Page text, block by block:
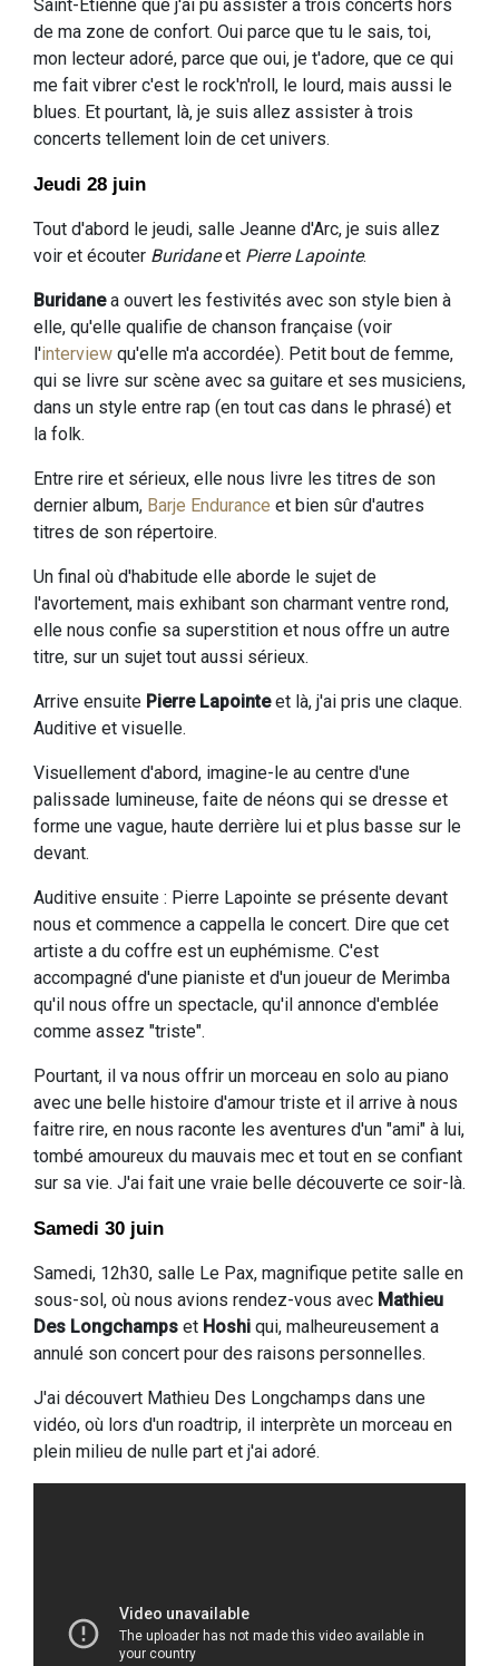
Saint-Etienne que j'ai pu assister à trois concerts hors
de ma zone de confort. Oui parce que tu le sais, toi,
mon lecteur adoré, parce que oui, je t'adore, que ce qui
me fait vibrer c'est le rock'n'roll, le lourd, mais aussi le
blues. Et pourtant, là, je suis allez assister à trois
concerts tellement loin de cet univers.
Jeudi 28 juin
Tout d'abord le jeudi, salle Jeanne d'Arc, je suis allez
voir et écouter Buridaneet Pierre Lapointe.
Buridanea ouvert les festivités avec son style bien à
elle, qu'elle qualifie de chanson française (voir
l'interview qu'elle m'a accordée). Petit bout de femme,
qui se livre sur scène avec sa guitare et ses musiciens,
dans un style entre rap (en tout cas dans le phrasé) et
la folk.
Entre rire et sérieux, elle nous livre les titres de son
dernier album, Barje Endurance et bien sûr d'autres
titres de son répertoire.
Un final où d'habitude elle aborde le sujet de
l'avortement, mais exhibant son charmant ventre rond,
elle nous confie sa superstition et nous offre un autre
titre, sur un sujet tout aussi sérieux.
Arrive ensuite Pierre Lapointeet là, j'ai pris une claque.
Auditive et visuelle.
Visuellement d'abord, imagine-le au centre d'une
palissade lumineuse, faite de néons qui se dresse et
forme une vague, haute derrière lui et plus basse sur le
devant.
Auditive ensuite : Pierre Lapointe se présente devant
nous et commence a cappella le concert. Dire que cet
artiste a du coffre est un euphémisme. C'est
accompagné d'une pianiste et d'un joueur de Merimba
qu'il nous offre un spectacle, qu'il annonce d'emblée
comme assez "triste".
Pourtant, il va nous offrir un morceau en solo au piano
avec une belle histoire d'amour triste et il arrive à nous
faitre rire, en nous raconte les aventures d'un "ami" à lui,
tombé amoureux du mauvais mec et tout en se confiant
sur sa vie. J'ai fait une vraie belle découverte ce soir-là.
Samedi 30 juin
Samedi, 12h30, salle Le Pax, magnifique petite salle en
sous-sol, où nous avions rendez-vous avec Mathieu
Des Longchamps et Hoshi qui, malheureusement a
annulé son concert pour des raisons personnelles.
J'ai découvert Mathieu Des Longchamps dans une
vidéo, où lors d'un roadtrip, il interprète un morceau en
plein milieu de nulle part et j'ai adoré.